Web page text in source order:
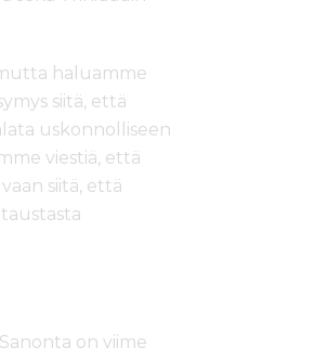
haluamme
siitä, että
uskonnolliseen
viestiä, että
siitä, että
on viime